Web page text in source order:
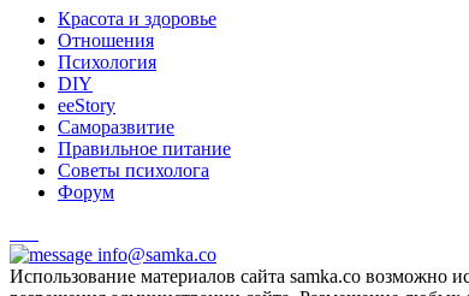
Красота и здоровье
Отношения
Психология
DIY
ееStory
Саморазвитие
Правильное питание
Советы психолога
Форум
info@samka.co
Использование материалов сайта samka.co возможно